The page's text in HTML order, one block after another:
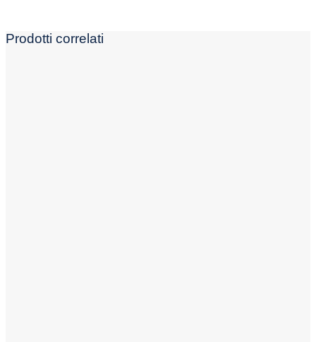
Prodotti correlati